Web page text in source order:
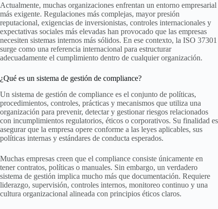
Actualmente, muchas organizaciones enfrentan un entorno empresarial
más exigente. Regulaciones más complejas, mayor presión
reputacional, exigencias de inversionistas, controles internacionales y
expectativas sociales más elevadas han provocado que las empresas
necesiten sistemas internos más sólidos. En ese contexto, la ISO 37301
surge como una referencia internacional para estructurar
adecuadamente el cumplimiento dentro de cualquier organización.
¿Qué es un sistema de gestión de compliance?
Un sistema de gestión de compliance es el conjunto de políticas,
procedimientos, controles, prácticas y mecanismos que utiliza una
organización para prevenir, detectar y gestionar riesgos relacionados
con incumplimientos regulatorios, éticos o corporativos. Su finalidad es
asegurar que la empresa opere conforme a las leyes aplicables, sus
políticas internas y estándares de conducta esperados.
Muchas empresas creen que el compliance consiste únicamente en
tener contratos, políticas o manuales. Sin embargo, un verdadero
sistema de gestión implica mucho más que documentación. Requiere
liderazgo, supervisión, controles internos, monitoreo continuo y una
cultura organizacional alineada con principios éticos claros.